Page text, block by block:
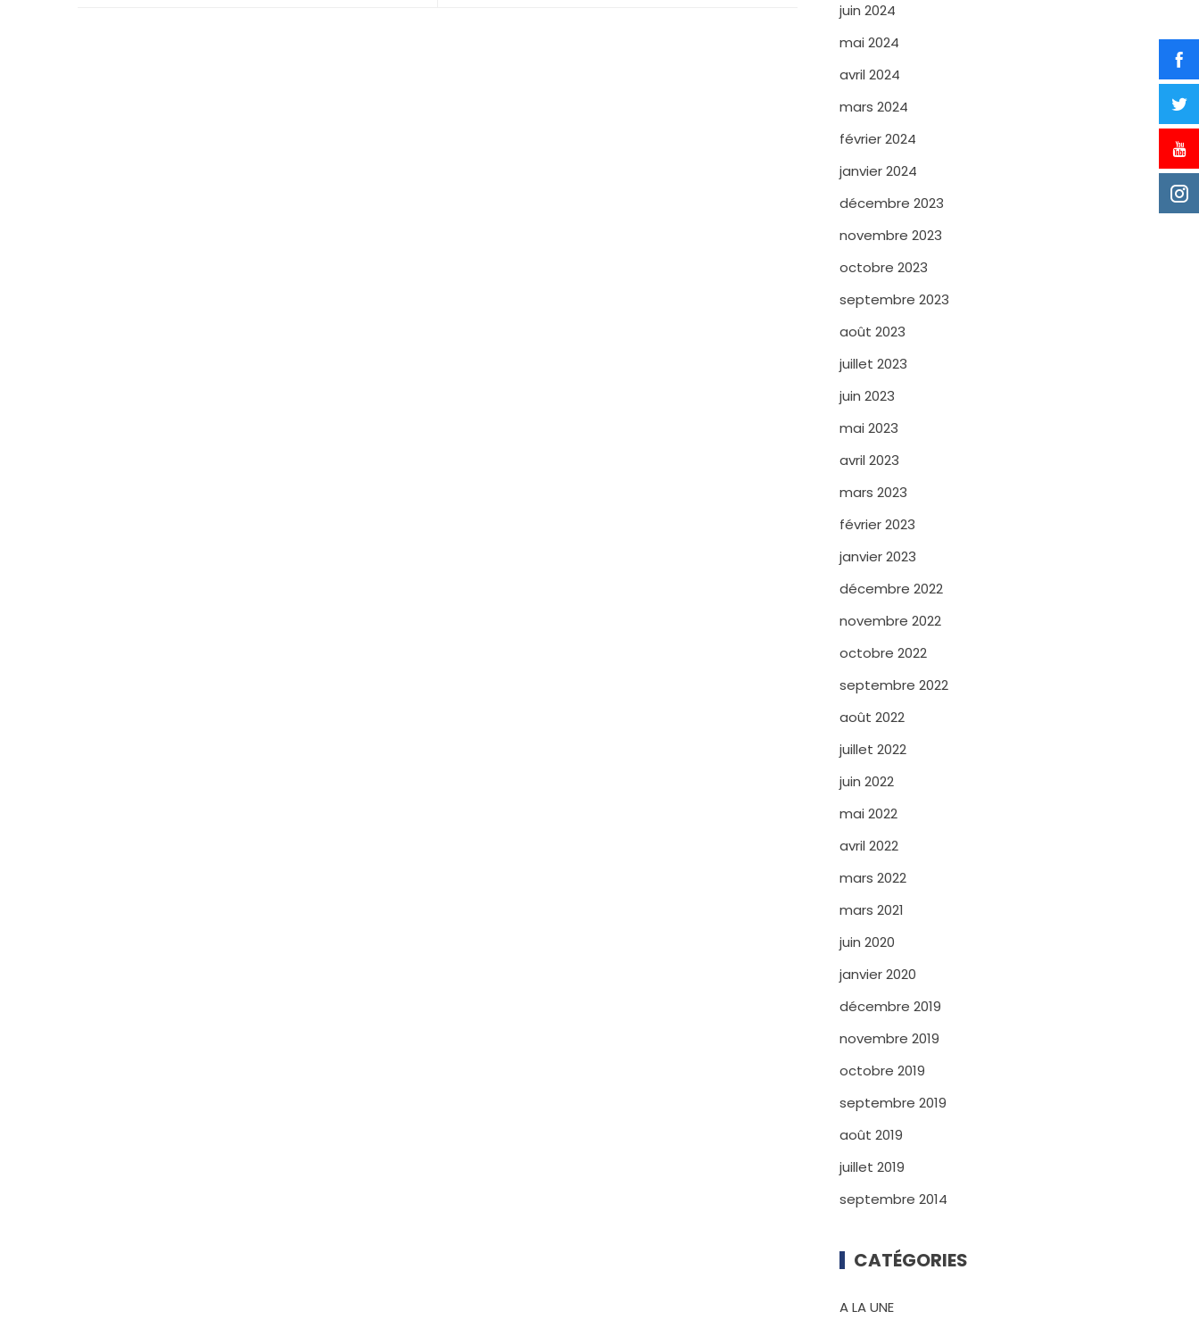
juin 2024
mai 2024
avril 2024
mars 2024
février 2024
janvier 2024
décembre 2023
novembre 2023
octobre 2023
septembre 2023
août 2023
juillet 2023
juin 2023
mai 2023
avril 2023
mars 2023
février 2023
janvier 2023
décembre 2022
novembre 2022
octobre 2022
septembre 2022
août 2022
juillet 2022
juin 2022
mai 2022
avril 2022
mars 2022
mars 2021
juin 2020
janvier 2020
décembre 2019
novembre 2019
octobre 2019
septembre 2019
août 2019
juillet 2019
septembre 2014
CATÉGORIES
A LA UNE